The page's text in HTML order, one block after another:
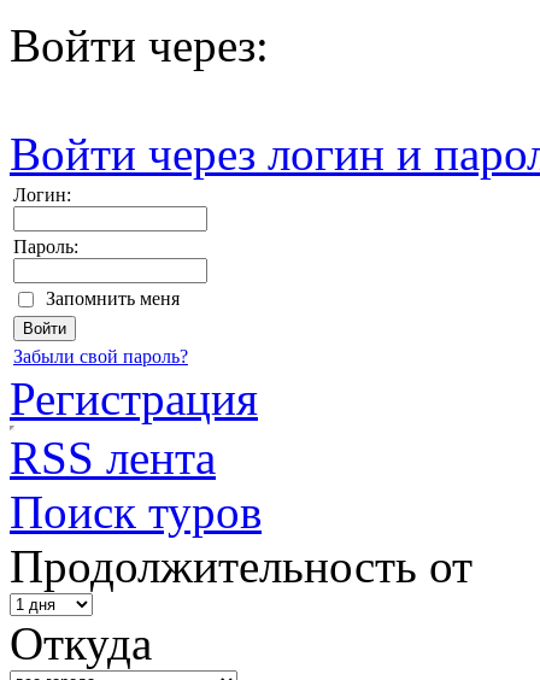
Войти через:
Войти через логин и
Логин:
Пароль:
Запомнить меня
Забыли свой пароль?
Регистрация
RSS лента
Поиск туров
Продолжительность от
Откуда